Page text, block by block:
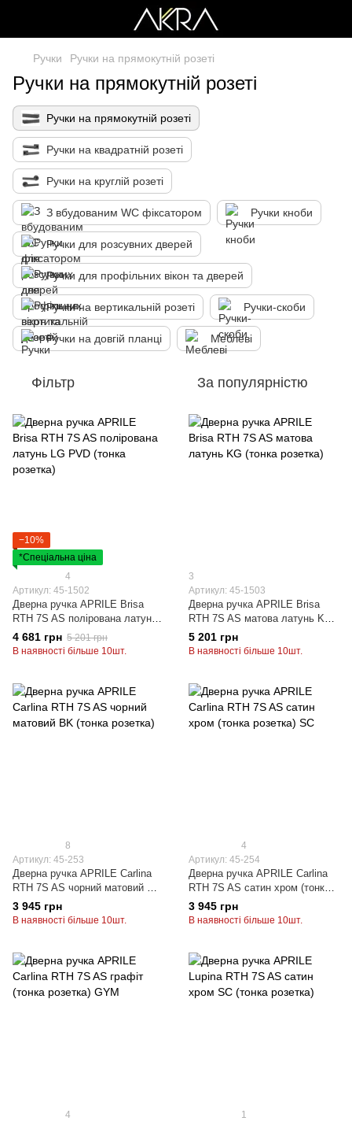
Ручки Ручки на прямокутній розеті
Ручки на прямокутній розеті
Ручки на прямокутній розеті
Ручки на квадратній розеті
Ручки на круглій розеті
З вбудованим WC фіксатором Ручки кноби
Ручки для розсувних дверей
Ручки для профільних вікон та дверей
Ручки на вертикальній розеті Ручки-скоби
Ручки на довгій планці Меблеві
Фільтр За популярністю
−10%
*Спеціальна ціна
4
Артикул: 45-1502
Дверна ручка APRILE Brisa
RTH 7S AS полірована латунь
LG PVD (тонка розетка)
4 681 грн 5 201 грн
В наявності більше 10шт.
3
Артикул: 45-1503
Дверна ручка APRILE Brisa
RTH 7S AS матова латунь KG
(тонка розетка)
5 201 грн
В наявності більше 10шт.
8
Артикул: 45-253
Дверна ручка APRILE Carlina
RTH 7S AS чорний матовий BK
(тонка розетка)
3 945 грн
В наявності більше 10шт.
4
Артикул: 45-254
Дверна ручка APRILE Carlina
RTH 7S AS сатин хром (тонка
розетка) SC
3 945 грн
В наявності більше 10шт.
4
1